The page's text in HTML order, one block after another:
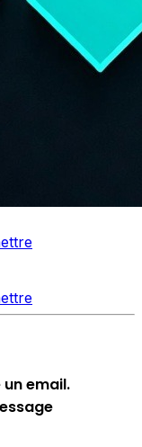
email.